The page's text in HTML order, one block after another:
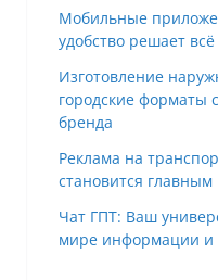
Мобильные
удобство решает всё
Изготовление
городские форматы
бренда
Реклама на
становится
Чат ГПТ: Ваш
мире информации и